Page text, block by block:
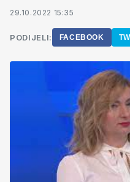
29.10.2022 15:35
PODIJELI: FACEBOOK